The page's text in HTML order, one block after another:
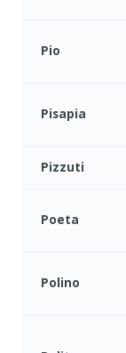
Pio
Pisapia
Pizzuti
Poeta
Polino